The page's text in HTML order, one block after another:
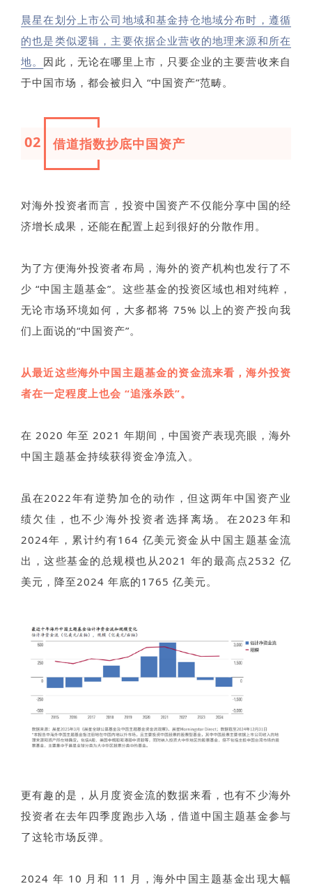
晨星在划分上市公司地域和基金持仓地域分布时，遵循
的也是类似逻辑，主要依据企业营收的地理来源和所在
地。 因此，无论在哪里上市，只要企业的主要营收来自
于中国市场，都会被归入 “中国资产”范畴。
02 借道指数抄底中国资产
对海外投资者而言，投资中国资产不仅能分享中国的经
济增长成果，还能在配置上起到很好的分散作用。
为了方便海外投资者布局，海外的资产机构也发行了不
少 “中国主题基金”。这些基金的投资区域也相对纯粹，
无论市场环境如何，大多都将 75% 以上的资产投向我
们上面说的“中国资产”。
从最近这些海外中国主题基金的资金流来看，海外投资
者在一定程度上也会 “追涨杀跌”。
在 2020 年至 2021 年期间，中国资产表现亮眼，海外
中国主题基金持续获得资金净流入。
虽在2022年有逆势加仓的动作，但这两年中国资产业
绩欠佳，也不少海外投资者选择离场。在2023年和
2024年，累计约有164 亿美元资金从中国主题基金流
出，这些基金的总规模也从2021 年的最高点2532 亿
美元，降至2024 年底的1765 亿美元。
更有趣的是，从月度资金流的数据来看，也有不少海外
投资者在去年四季度跑步入场，借道中国主题基金参与
了这轮市场反弹。
2024 年 10 月和 11 月，海外中国主题基金出现大幅